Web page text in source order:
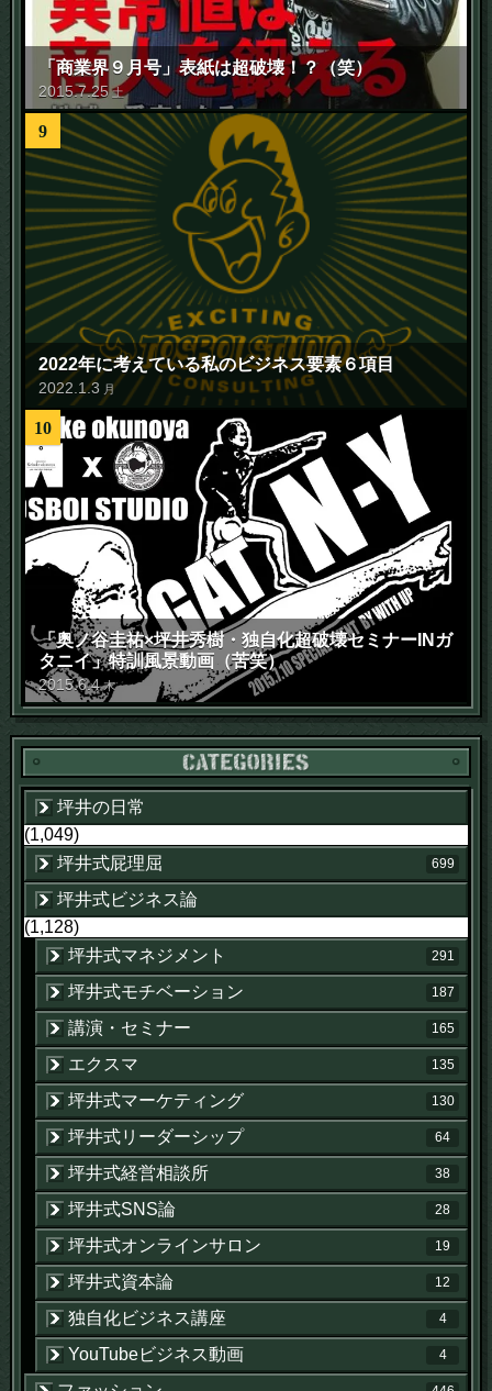
「商業界９月号」表紙は超破壊！？（笑）
2015.7.25 土
9
2022年に考えている私のビジネス要素６項目
2022.1.3 月
10
「奥ノ谷圭祐×坪井秀樹・独自化超破壊セミナーINガ
タニイ」特訓風景動画（苦笑）
2015.6.4 木
坪井の日常
(1,049)
坪井式屁理屈
699
坪井式ビジネス論
(1,128)
坪井式マネジメント
291
坪井式モチベーション 187
講演・セミナー 165
エクスマ 135
坪井式マーケティング 130
坪井式リーダーシップ 64
坪井式経営相談所 38
坪井式SNS論 28
坪井式オンラインサロン 19
坪井式資本論 12
独自化ビジネス講座 4
YouTubeビジネス動画 4